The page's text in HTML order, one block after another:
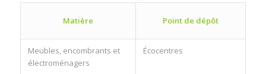
Matière Point de dépôt
Meubles, encombrants et
électroménagers
Écocentres